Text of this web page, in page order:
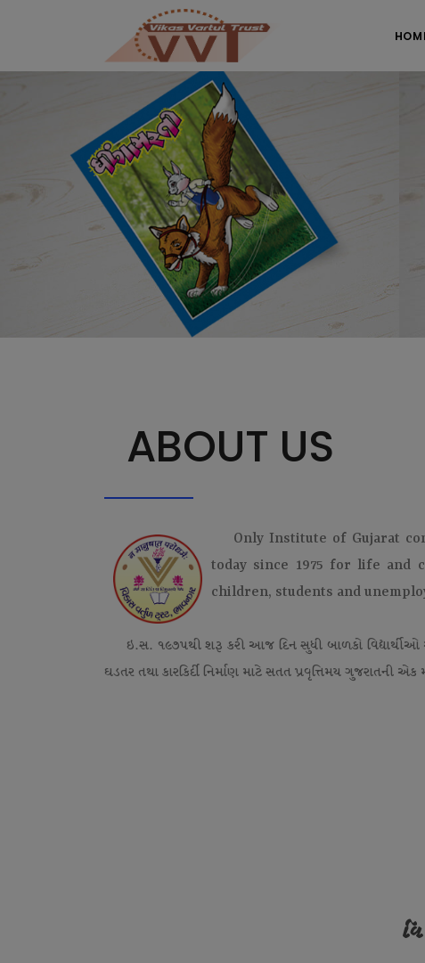
ABOUT US
Only Institute of Gujarat
today since 1975 for life and
children, students and
ઇ.સ. ૧૯૭૫થી શરૂ કરી આજ દિન સુધી બાળકો વિદ્યાર્થીઓ
ઘડતર તથા કારકિર્દી નિર્માણ માટે સતત પ્રવૃત્તિમય ગુજરાતની એક